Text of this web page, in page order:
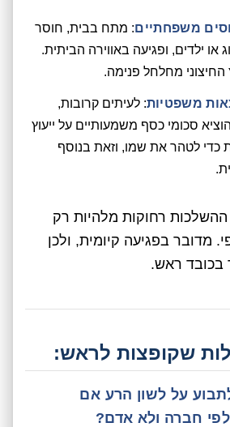
משפחתיים: מתח בבית, חוסר
או ילדים, ופגיעה באווירה הביתית.
מחלחל פנימה.
משפטיות: לעיתים קרובות,
סכומי כסף משמעותיים על ייעוץ
כדי לטהר את שמו, וזאת בנוסף
רחוקות מלהיות רק
מדובר בפגיעה קיומית, ולכן
בכובד ראש.
שקופצות לראש:
על לשון הרע אם
חברה ולא אדם?